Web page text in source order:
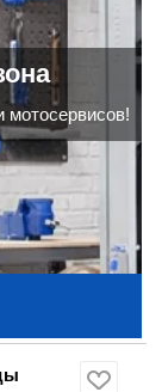
мотосервисов!